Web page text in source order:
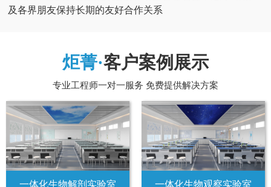
及各界朋友保持长期的友好合作关系
炬菁·客户案例展示
专业工程师一对一服务 免费提供解决方案
一体化生物解剖实验室 一体化生物观察实验室